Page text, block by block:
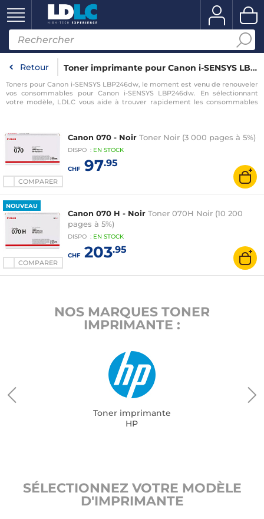
Retour Toner imprimante pour Canon i-SENSYS LBP246dw
Toners pour Canon i-SENSYS LBP246dw, le moment est venu de renouveler
vos consommables pour Canon i-SENSYS LBP246dw. En sélectionnant
votre modèle, LDLC vous aide à trouver rapidement les consommables
COMPARER
Canon 070 - Noir Toner Noir (3 000 pages à 5%)
DISPO : EN STOCK
CHF97.95
NOUVEAU
COMPARER
Canon 070 H - Noir Toner 070H Noir (10 200
pages à 5%)
DISPO : EN STOCK
CHF203.95
NOS MARQUES TONER
IMPRIMANTE :
Toner imprimante
HP
SÉLECTIONNEZ VOTRE MODÈLE
D'IMPRIMANTE